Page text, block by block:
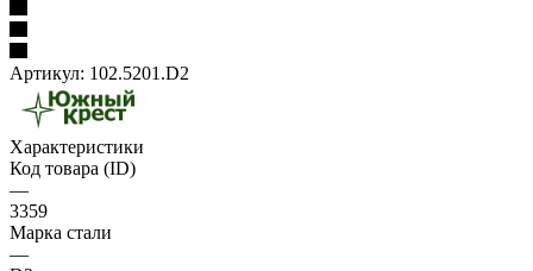
Артикул: 102.5201.D2
Характеристики
Код товара (ID)
—
3359
Марка стали
—